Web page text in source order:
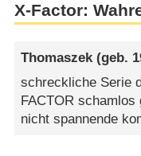
X-Factor:
Thomaszek (geb.
schreckliche Serie
FACTOR schamlos
nicht spannende